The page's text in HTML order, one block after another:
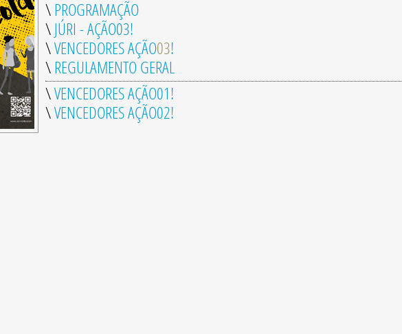
\ PROGRAMAÇÃO
\ JÚRI - AÇÃO03!
\VENCEDORES AÇÃO03!
\ REGULAMENTO GERAL
\VENCEDORES AÇÃO01!
\VENCEDORES AÇÃO02!